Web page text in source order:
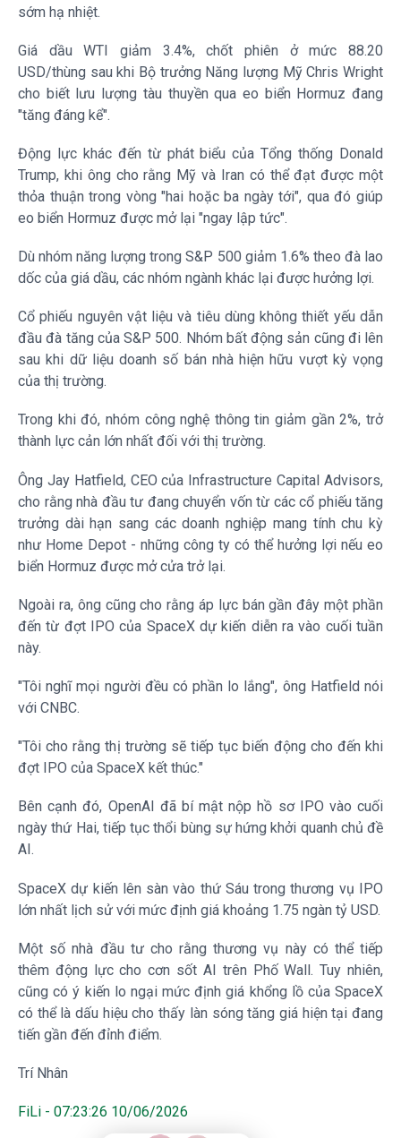
sớm hạ nhiệt.
Giá dầu WTI giảm 3.4%, chốt phiên ở mức 88.20
USD/thùng sau khi Bộ trưởng Năng lượng Mỹ Chris Wright
cho biết lưu lượng tàu thuyền qua eo biển Hormuz đang
"tăng đáng kể".
Động lực khác đến từ phát biểu của Tổng thống Donald
Trump, khi ông cho rằng Mỹ và Iran có thể đạt được một
thỏa thuận trong vòng "hai hoặc ba ngày tới", qua đó giúp
eo biển Hormuz được mở lại "ngay lập tức".
Dù nhóm năng lượng trong S&P 500 giảm 1.6% theo đà lao
dốc của giá dầu, các nhóm ngành khác lại được hưởng lợi.
Cổ phiếu nguyên vật liệu và tiêu dùng không thiết yếu dẫn
đầu đà tăng của S&P 500. Nhóm bất động sản cũng đi lên
sau khi dữ liệu doanh số bán nhà hiện hữu vượt kỳ vọng
của thị trường.
Trong khi đó, nhóm công nghệ thông tin giảm gần 2%, trở
thành lực cản lớn nhất đối với thị trường.
Ông Jay Hatfield, CEO của Infrastructure Capital Advisors,
cho rằng nhà đầu tư đang chuyển vốn từ các cổ phiếu tăng
trưởng dài hạn sang các doanh nghiệp mang tính chu kỳ
như Home Depot - những công ty có thể hưởng lợi nếu eo
biển Hormuz được mở cửa trở lại.
Ngoài ra, ông cũng cho rằng áp lực bán gần đây một phần
đến từ đợt IPO của SpaceX dự kiến diễn ra vào cuối tuần
này.
"Tôi nghĩ mọi người đều có phần lo lắng", ông Hatfield nói
với CNBC.
"Tôi cho rằng thị trường sẽ tiếp tục biến động cho đến khi
đợt IPO của SpaceX kết thúc."
Bên cạnh đó, OpenAI đã bí mật nộp hồ sơ IPO vào cuối
ngày thứ Hai, tiếp tục thổi bùng sự hứng khởi quanh chủ đề
AI.
SpaceX dự kiến lên sàn vào thứ Sáu trong thương vụ IPO
lớn nhất lịch sử với mức định giá khoảng 1.75 ngàn tỷ USD.
Một số nhà đầu tư cho rằng thương vụ này có thể tiếp
thêm động lực cho cơn sốt AI trên Phố Wall. Tuy nhiên,
cũng có ý kiến lo ngại mức định giá khổng lồ của SpaceX
có thể là dấu hiệu cho thấy làn sóng tăng giá hiện tại đang
tiến gần đến đỉnh điểm.
Trí Nhân
FiLi - 07:23:26 10/06/2026